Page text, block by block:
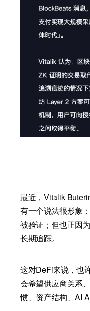
最近，Vitalik
有一个说法很形象
被验证；但也正因
长期追踪。
这对DeFi来说，也
会希望供应商关系
惯、资产结构、AI